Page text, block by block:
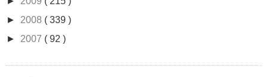
► 2008 ( 339 )
► 2007 ( 92 )